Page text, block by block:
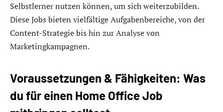
Selbstlerner nutzen können, um sich weiterzubilden.
Diese Jobs bieten vielfältige Aufgabenbereiche, von der
Content-Strategie bis hin zur Analyse von
Marketingkampagnen.
Voraussetzungen & Fähigkeiten: Was
du für einen Home Office Job